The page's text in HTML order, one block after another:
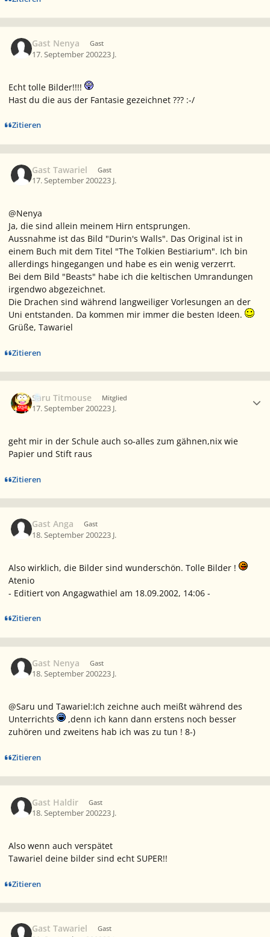
Gast Nenya Gast
17. September 200223 J.
Echt tolle Bilder!!!!
Hast du die aus der Fantasie gezeichnet ??? :-/
Zitieren
Gast Tawariel Gast
17. September 200223 J.
@Nenya
Ja, die sind allein meinem Hirn entsprungen.
Aussnahme ist das Bild "Durin's Walls". Das Original ist in
einem Buch mit dem Titel "The Tolkien Bestiarium". Ich bin
allerdings hingegangen und habe es ein wenig verzerrt.
Bei dem Bild "Beasts" habe ich die keltischen Umrandungen
irgendwo abgezeichnet.
Die Drachen sind während langweiliger Vorlesungen an der
Uni entstanden. Da kommen mir immer die besten Ideen.
Grüße, Tawariel
Zitieren
Saru Titmouse Mitglied
17. September 200223 J.
geht mir in der Schule auch so-alles zum gähnen,nix wie
Papier und Stift raus
Zitieren
Gast Anga Gast
18. September 200223 J.
Also wirklich, die Bilder sind wunderschön. Tolle Bilder !
Atenio
- Editiert von Angagwathiel am 18.09.2002, 14:06 -
Zitieren
Gast Nenya Gast
18. September 200223 J.
@Saru und Tawariel:Ich zeichne auch meißt während des
Unterrichts
,denn ich kann dann erstens noch besser
zuhören und zweitens hab ich was zu tun ! 8-)
Zitieren
Gast Haldir Gast
18. September 200223 J.
Also wenn auch verspätet
Tawariel deine bilder sind echt SUPER!!
Zitieren
Gast Tawariel Gast